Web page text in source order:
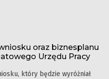
oraz biznesplanu
Urzędu Pracy
który będzie wyróżniał